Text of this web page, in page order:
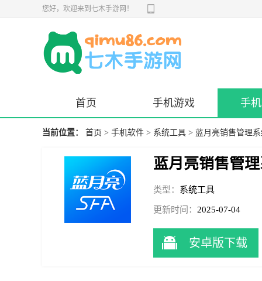
您好，欢迎来到七木手游网！
首页 手机游戏 手
当前位置： 首页 > 手机软件 > 系统工具 > 蓝月亮销售管理
蓝月亮销售管
类型： 系统工具
更新时间： 2025-07-04
14:41:08
安卓版下载